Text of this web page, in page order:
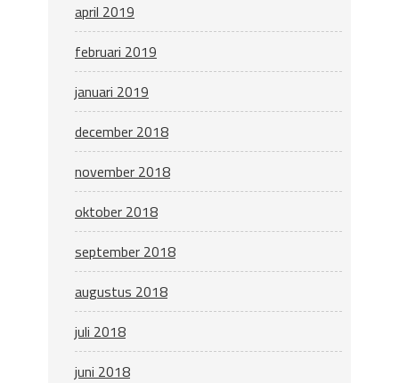
april 2019
februari 2019
januari 2019
december 2018
november 2018
oktober 2018
september 2018
augustus 2018
juli 2018
juni 2018